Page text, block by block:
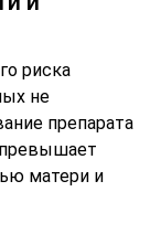
риска
не
препарата
превышает
матери и